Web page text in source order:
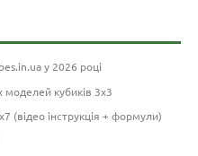
у 2026 році
моделей кубиків 3х3
(відео інструкція + формули)